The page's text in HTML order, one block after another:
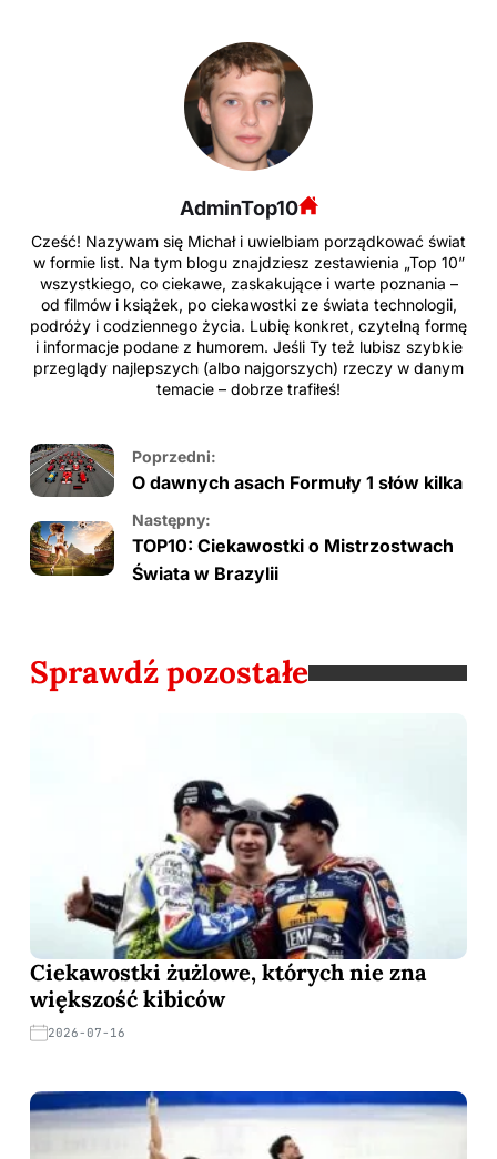
AdminTop10
Cześć! Nazywam się Michał i uwielbiam porządkować świat
w formie list. Na tym blogu znajdziesz zestawienia „Top 10”
wszystkiego, co ciekawe, zaskakujące i warte poznania –
od filmów i książek, po ciekawostki ze świata technologii,
podróży i codziennego życia. Lubię konkret, czytelną formę
i informacje podane z humorem. Jeśli Ty też lubisz szybkie
przeglądy najlepszych (albo najgorszych) rzeczy w danym
temacie – dobrze trafiłeś!
Poprzedni:
O dawnych asach Formuły 1 słów kilka
Następny:
TOP10: Ciekawostki o Mistrzostwach
Świata w Brazylii
Sprawdź pozostałe
Ciekawostki żużlowe, których nie zna
większość kibiców
2026-07-16